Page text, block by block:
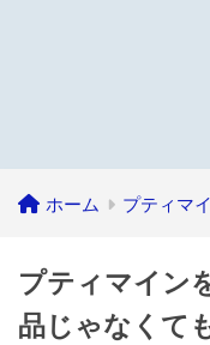
ホーム プティマ
プティマイン
品じゃなくて